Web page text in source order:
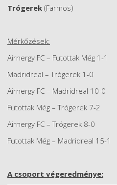
Trógerek (Farmos)
Mérkőzések:
Airnergy FC – Futottak Még 1-1
Madridreal – Trógerek 1-0
Airnergy FC – Madridreal 10-0
Futottak Még – Trógerek 7-2
Airnergy FC – Trógerek 8-0
Futottak Még – Madridreal 15-1
A csoport végeredménye: